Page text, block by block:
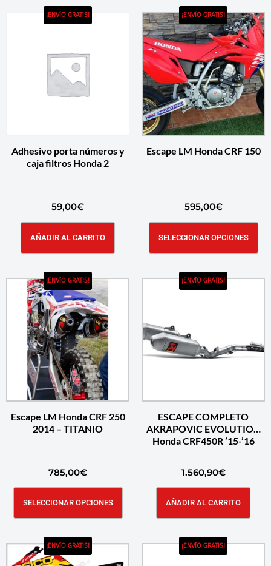
¡ENVÍO GRATIS!
Adhesivo porta números y
caja filtros Honda 2
59,00€
AÑADIR AL CARRITO
¡ENVÍO GRATIS!
Escape LM Honda CRF 150
595,00€
SELECCIONAR OPCIONES
¡ENVÍO GRATIS!
Escape LM Honda CRF 250
2014 – TITANIO
785,00€
SELECCIONAR OPCIONES
¡ENVÍO GRATIS!
ESCAPE COMPLETO
AKRAPOVIC EVOLUTION
Honda CRF450R ’15-’16
1.560,90€
AÑADIR AL CARRITO
¡ENVÍO GRATIS! ¡ENVÍO GRATIS!